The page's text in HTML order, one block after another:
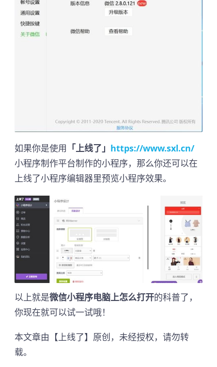
如果你是使用 「上线了」 https://www.sxl.cn/
小程序制作平台制作的小程序，那么你还可以在
上线了小程序编辑器里预览小程序效果。
以上就是微信小程序电脑上怎么打开的科普了，
你现在就可以试一试哦！
本文章由【上线了】原创，未经授权，请勿转
载。